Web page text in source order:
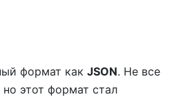
формат как JSON. Не все
этот формат стал